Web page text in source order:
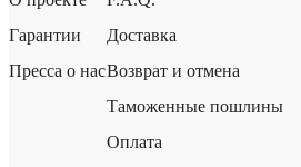
Гарантии
Пресса о нас
Доставка
Возврат и отмена
Таможенные пошлины
Оплата